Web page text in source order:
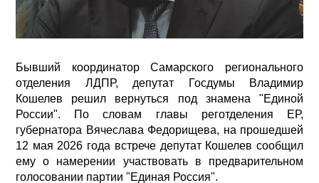
Бывший координатор Самарского регионального
отделения ЛДПР, депутат Госдумы Владимир
Кошелев решил вернуться под знамена "Единой
России". По словам главы реготделения ЕР,
губернатора Вячеслава Федорищева, на прошедшей
12 мая 2026 года встрече депутат Кошелев сообщил
ему о намерении участвовать в предварительном
голосовании партии "Единая Россия".